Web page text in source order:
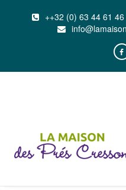
++32 (0) 63 44 61